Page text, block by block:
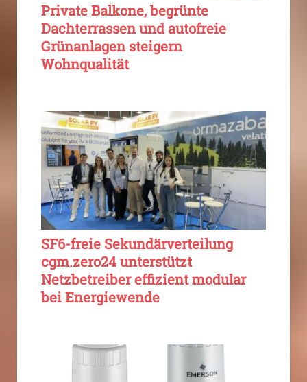
Private Balkone, begrünte
Dachterrassen und autofreie
Grünanlagen steigern
Wohnqualität
SF6-freie Sekundärverteilung
cgm.zero24 unterstützt
Netzbetreiber effizient modular
bei Energiewende